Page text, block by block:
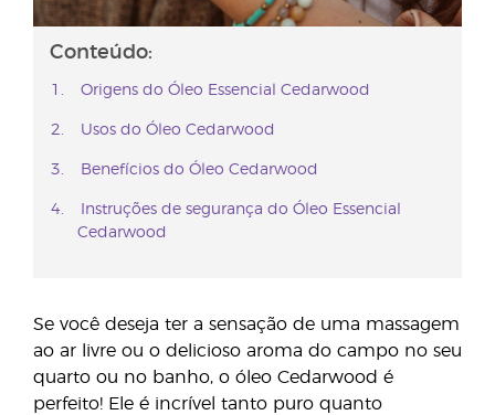
Conteúdo:
Origens do Óleo Essencial Cedarwood
Usos do Óleo Cedarwood
Benefícios do Óleo Cedarwood
Instruções de segurança do Óleo Essencial
Cedarwood
Se você deseja ter a sensação de uma massagem
ao ar livre ou o delicioso aroma do campo no seu
quarto ou no banho, o óleo Cedarwood é
perfeito! Ele é incrível tanto puro quanto